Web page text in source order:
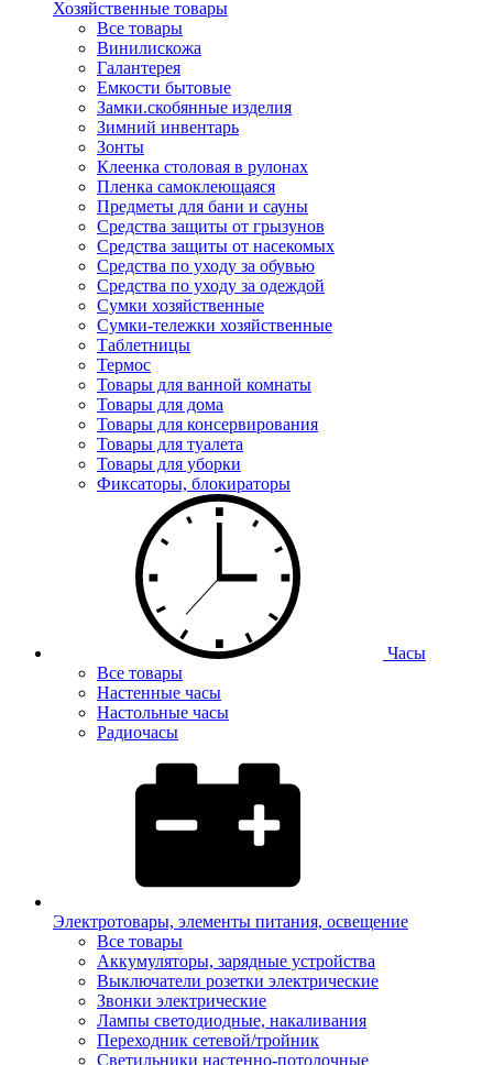
Хозяйственные товары
Все товары
Винилискожа
Галантерея
Емкости бытовые
Замки.скобянные изделия
Зимний инвентарь
Зонты
Клеенка столовая в рулонах
Пленка самоклеющаяся
Предметы для бани и сауны
Средства защиты от грызунов
Средства защиты от насекомых
Средства по уходу за обувью
Средства по уходу за одеждой
Сумки хозяйственные
Сумки-тележки хозяйственные
Таблетницы
Термос
Товары для ванной комнаты
Товары для дома
Товары для консервирования
Товары для туалета
Товары для уборки
Фиксаторы, блокираторы
Часы
Все товары
Настенные часы
Настольные часы
Радиочасы
Электротовары, элементы питания, освещение
Все товары
Аккумуляторы, зарядные устройства
Выключатели розетки электрические
Звонки электрические
Лампы светодиодные, накаливания
Переходник сетевой/тройник
Светильники настенно-потолочные